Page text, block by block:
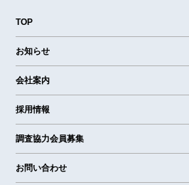
TOP
お知らせ
会社案内
採用情報
調査協力会員募集
お問い合わせ